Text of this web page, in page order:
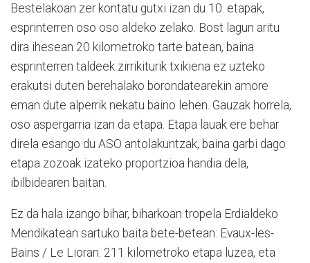
Bestelakoan zer kontatu gutxi izan du 10. etapak,
esprinterren oso oso aldeko zelako. Bost lagun aritu
dira ihesean 20 kilometroko tarte batean, baina
esprinterren taldeek zirrikiturik txikiena ez uzteko
erakutsi duten berehalako borondatearekin amore
eman dute alperrik nekatu baino lehen. Gauzak horrela,
oso aspergarria izan da etapa. Etapa lauak ere behar
direla esango du ASO antolakuntzak, baina garbi dago
etapa zozoak izateko proportzioa handia dela,
ibilbidearen baitan.
Ez da hala izango bihar, biharkoan tropela Erdialdeko
Mendikatean sartuko baita bete-betean: Evaux-les-
Bains / Le Lioran. 211 kilometroko etapa luzea, eta